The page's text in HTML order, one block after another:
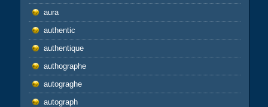
aura
authentic
authentique
authographe
autograghe
autograph